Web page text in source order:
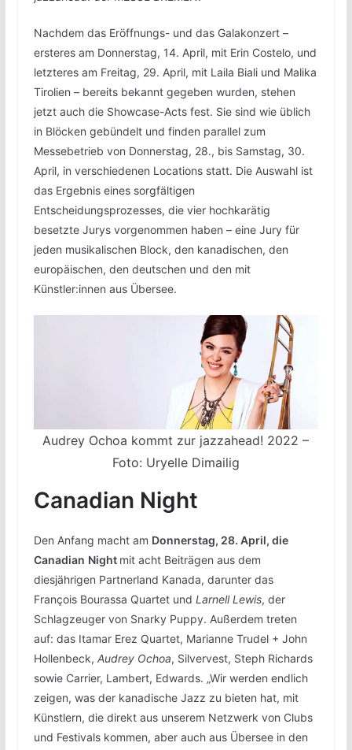
Nachdem das Eröffnungs- und das Galakonzert –
ersteres am Donnerstag, 14. April, mit Erin Costelo, und
letzteres am Freitag, 29. April, mit Laila Biali und Malika
Tirolien – bereits bekannt gegeben wurden, stehen
jetzt auch die Showcase-Acts fest. Sie sind wie üblich
in Blöcken gebündelt und finden parallel zum
Messebetrieb von Donnerstag, 28., bis Samstag, 30.
April, in verschiedenen Locations statt. Die Auswahl ist
das Ergebnis eines sorgfältigen
Entscheidungsprozesses, die vier hochkarätig
besetzte Jurys vorgenommen haben – eine Jury für
jeden musikalischen Block, den kanadischen, den
europäischen, den deutschen und den mit
Künstler:innen aus Übersee.
Audrey Ochoa kommt zur jazzahead! 2022 –
Foto: Uryelle Dimailig
Canadian Night
Den Anfang macht am Donnerstag, 28. April, die
Canadian Night mit acht Beiträgen aus dem
diesjährigen Partnerland Kanada, darunter das
François Bourassa Quartet und Larnell Lewis, der
Schlagzeuger von Snarky Puppy. Außerdem treten
auf: das Itamar Erez Quartet, Marianne Trudel + John
Hollenbeck, Audrey Ochoa, Silvervest, Steph Richards
sowie Carrier, Lambert, Edwards. „Wir werden endlich
zeigen, was der kanadische Jazz zu bieten hat, mit
Künstlern, die direkt aus unserem Netzwerk von Clubs
und Festivals kommen, aber auch aus Übersee in den